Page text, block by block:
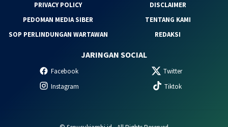
PRIVACY POLICY
DISCLAIMER
PEDOMAN MEDIA SIBER
TENTANG KAMI
SOP PERLINDUNGAN WARTAWAN
REDAKSI
JARINGAN SOCIAL
Facebook
Twitter
Instagram
Tiktok